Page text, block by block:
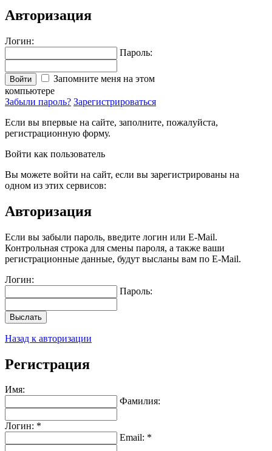
Авторизация
Логин:
Пароль:
Войти
Запомните меня на этом
компьютере
Забыли пароль? Зарегистрироваться
Если вы впервые на сайте, заполните, пожалуйста,
регистрационную форму.
Войти как пользователь
Вы можете войти на сайт, если вы зарегистрированы на
одном из этих сервисов:
Авторизация
Если вы забыли пароль, введите логин или E-Mail.
Контрольная строка для смены пароля, а также ваши
регистрационные данные, будут высланы вам по E-Mail.
Логин:
Пароль:
Выслать
Назад к авторизации
Регистрация
Имя:
Фамилия:
Логин: *
Email: *